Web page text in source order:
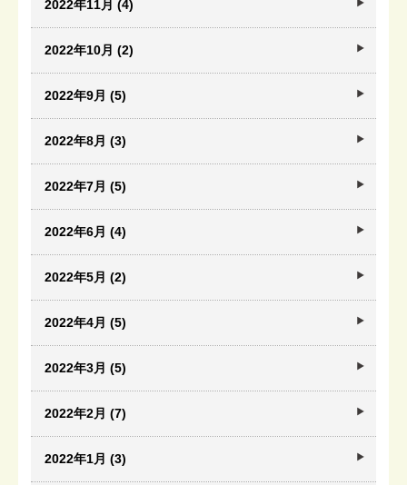
2022年11月 (4)
2022年10月 (2)
2022年9月 (5)
2022年8月 (3)
2022年7月 (5)
2022年6月 (4)
2022年5月 (2)
2022年4月 (5)
2022年3月 (5)
2022年2月 (7)
2022年1月 (3)